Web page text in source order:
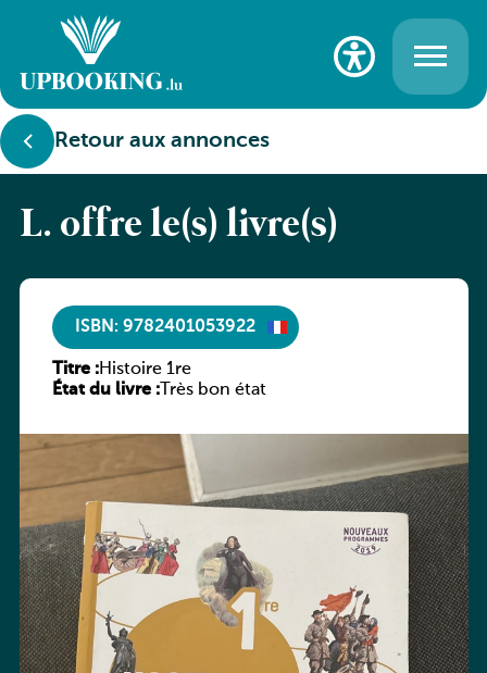
Retour aux annonces
L. offre le(s) livre(s)
ISBN: 9782401053922
Titre :Histoire 1re
État du livre :Très bon état